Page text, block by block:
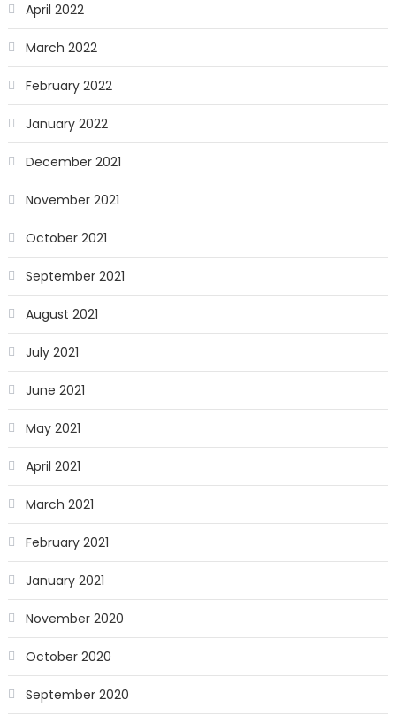
April 2022
March 2022
February 2022
January 2022
December 2021
November 2021
October 2021
September 2021
August 2021
July 2021
June 2021
May 2021
April 2021
March 2021
February 2021
January 2021
November 2020
October 2020
September 2020